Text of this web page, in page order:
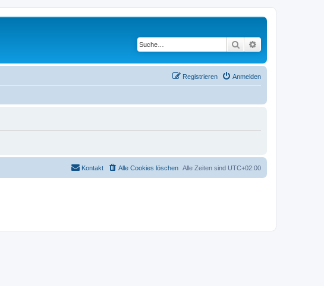
Suche
Anmelden
Registrieren
Alle Zeiten sind UTC+02:00
Alle Cookies löschen
Kontakt